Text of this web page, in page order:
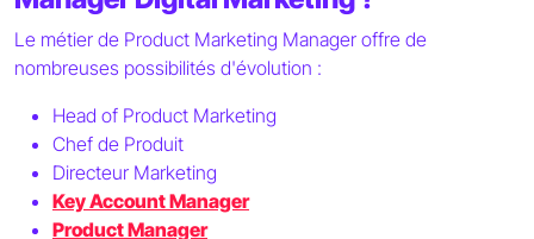
Le métier de Product Marketing Manager offre de
nombreuses possibilités d'évolution :
Head of Product Marketing
Chef de Produit
Directeur Marketing
Key Account Manager
Product Manager